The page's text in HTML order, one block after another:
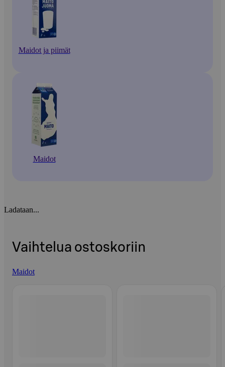
Maidot ja piimät
Maidot
Ladataan...
Vaihtelua ostoskoriin
Maidot